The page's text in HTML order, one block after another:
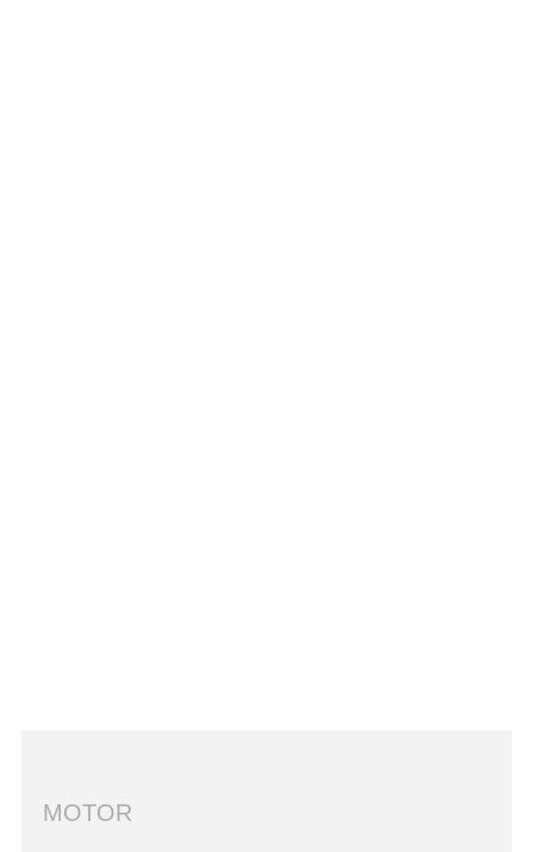
MOTOR